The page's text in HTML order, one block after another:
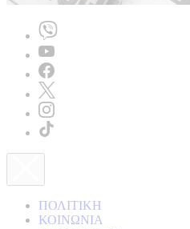
ΠΟΛΙΤΙΚΗ
ΚΟΙΝΩΝΙΑ